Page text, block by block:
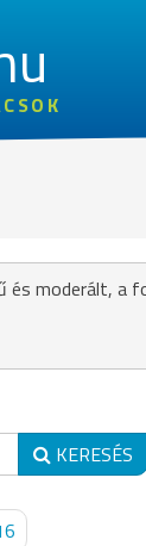
és moderált, a
KERESÉS